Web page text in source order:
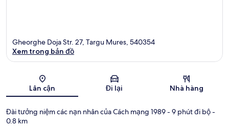
Bản đồ
Gheorghe Doja Str. 27, Targu Mures, 540354
Xem trong bản đồ
Lân cận Đi lại Nhà hàng
Đài tưởng niệm các nạn nhân của Cách mạng 1989- 9 phút đi bộ-
0.8 km